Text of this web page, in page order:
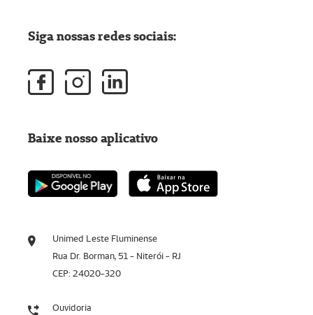
Unimed Leste Fluminense
Rua Dr. Borman, 51 - Niterói - RJ
CEP: 24020-320
Ouvidoria
Siga nossas redes sociais:
Baixe nosso aplicativo